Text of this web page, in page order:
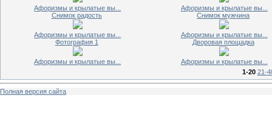
Афоризмы и крылатые вы...
Афоризмы и крылатые вы...
Снимок радость
Афоризмы и крылатые вы...
Снимок мужчина
Афоризмы и крылатые вы...
Фотография 1
Афоризмы и крылатые вы...
Дворовая площадка
Афоризмы и крылатые вы...
1-20 21-
Полная версия сайта